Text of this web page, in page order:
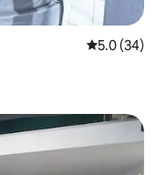
คะแนนเฉลี่ย
5.0 (34)